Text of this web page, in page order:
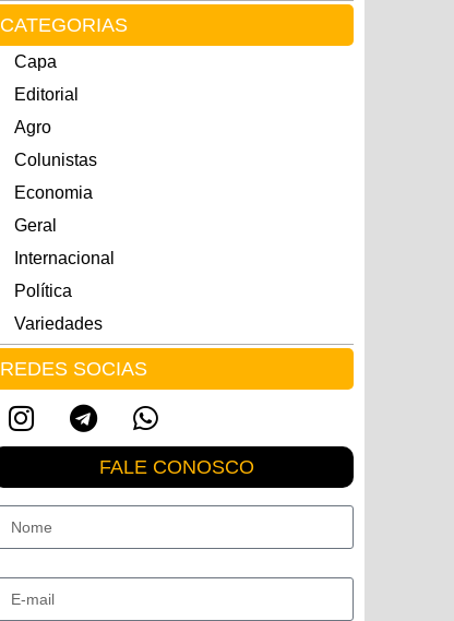
CATEGORIAS
Capa
Editorial
Agro
Colunistas
Economia
Geral
Internacional
Política
Variedades
REDES SOCIAS
FALE CONOSCO